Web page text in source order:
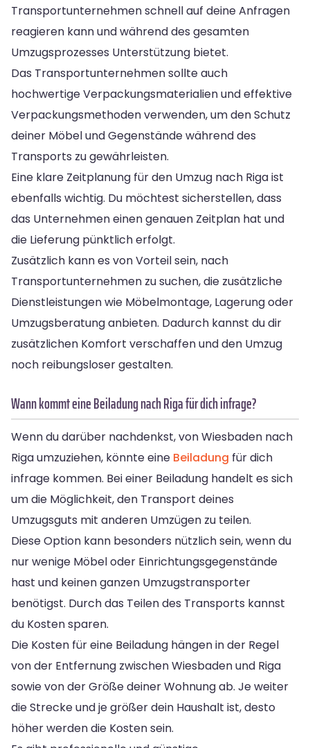
Transportunternehmen schnell auf deine Anfragen
reagieren kann und während des gesamten
Umzugsprozesses Unterstützung bietet.
Das Transportunternehmen sollte auch
hochwertige Verpackungsmaterialien und effektive
Verpackungsmethoden verwenden, um den Schutz
deiner Möbel und Gegenstände während des
Transports zu gewährleisten.
Eine klare Zeitplanung für den Umzug nach Riga ist
ebenfalls wichtig. Du möchtest sicherstellen, dass
das Unternehmen einen genauen Zeitplan hat und
die Lieferung pünktlich erfolgt.
Zusätzlich kann es von Vorteil sein, nach
Transportunternehmen zu suchen, die zusätzliche
Dienstleistungen wie Möbelmontage, Lagerung oder
Umzugsberatung anbieten. Dadurch kannst du dir
zusätzlichen Komfort verschaffen und den Umzug
noch reibungsloser gestalten.
Wann kommt eine Beiladung nach Riga für dich infrage?
Wenn du darüber nachdenkst, von Wiesbaden nach
Riga umzuziehen, könnte eine Beiladung für dich
infrage kommen. Bei einer Beiladung handelt es sich
um die Möglichkeit, den Transport deines
Umzugsguts mit anderen Umzügen zu teilen.
Diese Option kann besonders nützlich sein, wenn du
nur wenige Möbel oder Einrichtungsgegenstände
hast und keinen ganzen Umzugstransporter
benötigst. Durch das Teilen des Transports kannst
du Kosten sparen.
Die Kosten für eine Beiladung hängen in der Regel
von der Entfernung zwischen Wiesbaden und Riga
sowie von der Größe deiner Wohnung ab. Je weiter
die Strecke und je größer dein Haushalt ist, desto
höher werden die Kosten sein.